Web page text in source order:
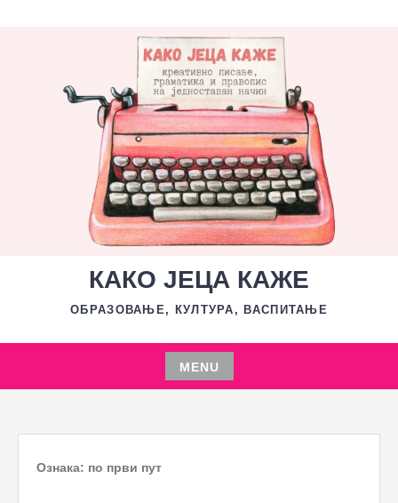
КАКО ЈЕЦА КАЖЕ
ОБРАЗОВАЊЕ, КУЛТУРА, ВАСПИТАЊЕ
MENU
Skip
content
Ознака: по први пут